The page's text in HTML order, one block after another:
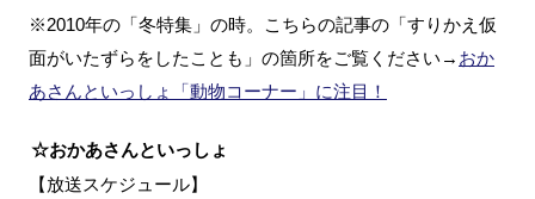
※2010年の「冬特集」の時。こちらの記事の「すりかえ仮
面がいたずらをしたことも」の箇所をご覧ください→ おか
あさんといっしょ「動物コーナー」に注目！
☆おかあさんといっしょ
【放送スケジュール】